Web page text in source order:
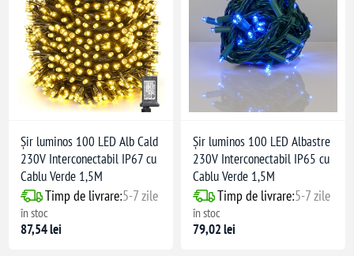
Șir luminos 100 LED Alb Cald
230V Interconectabil IP67 cu
Cablu Verde 1,5M
Timp de livrare:5-7 zile
în stoc
87,54 lei
Șir luminos 100 LED Albastre
230V Interconectabil IP65 cu
Cablu Verde 1,5M
Timp de livrare:5-7 zile
în stoc
79,02 lei